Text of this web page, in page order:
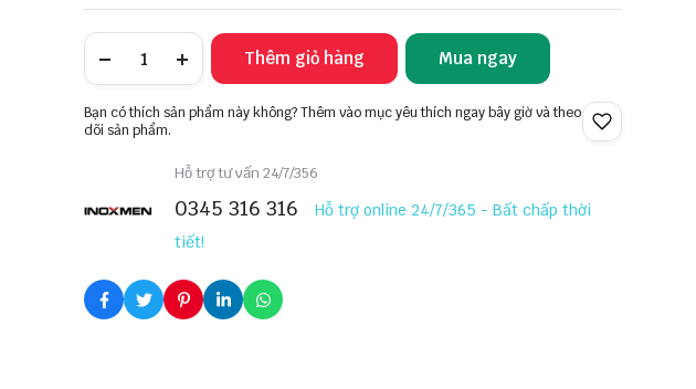
Thêm giỏ hàng Mua ngay
Bạn có thích sản phẩm này không? Thêm vào mục yêu thích ngay bây giờ và theo
dõi sản phẩm.
Hỗ trợ tư vấn 24/7/356
0345 316 316
Hỗ trợ online 24/7/365 - Bất chấp thời
tiết!